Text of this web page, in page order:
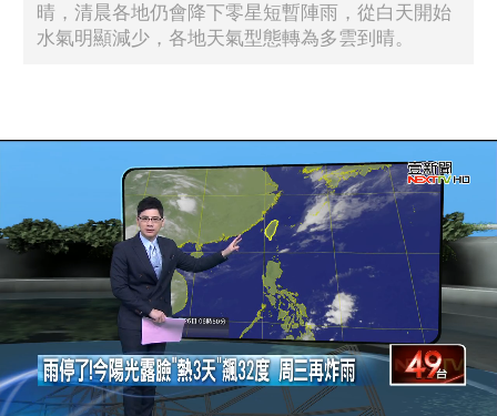
晴，清晨各地仍會降下零星短暫陣雨，從白天開始
水氣明顯減少，各地天氣型態轉為多雲到晴。